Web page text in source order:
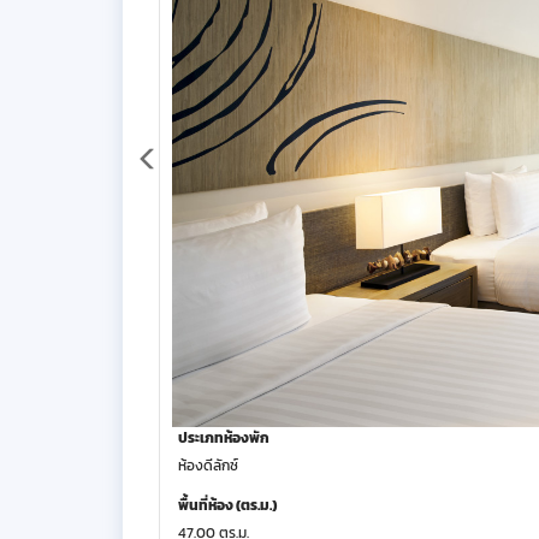
ประเภทห้องพัก
ห้องดีลักซ์
พื้นที่ห้อง (ตร.ม.)
47.00 ตร.ม.